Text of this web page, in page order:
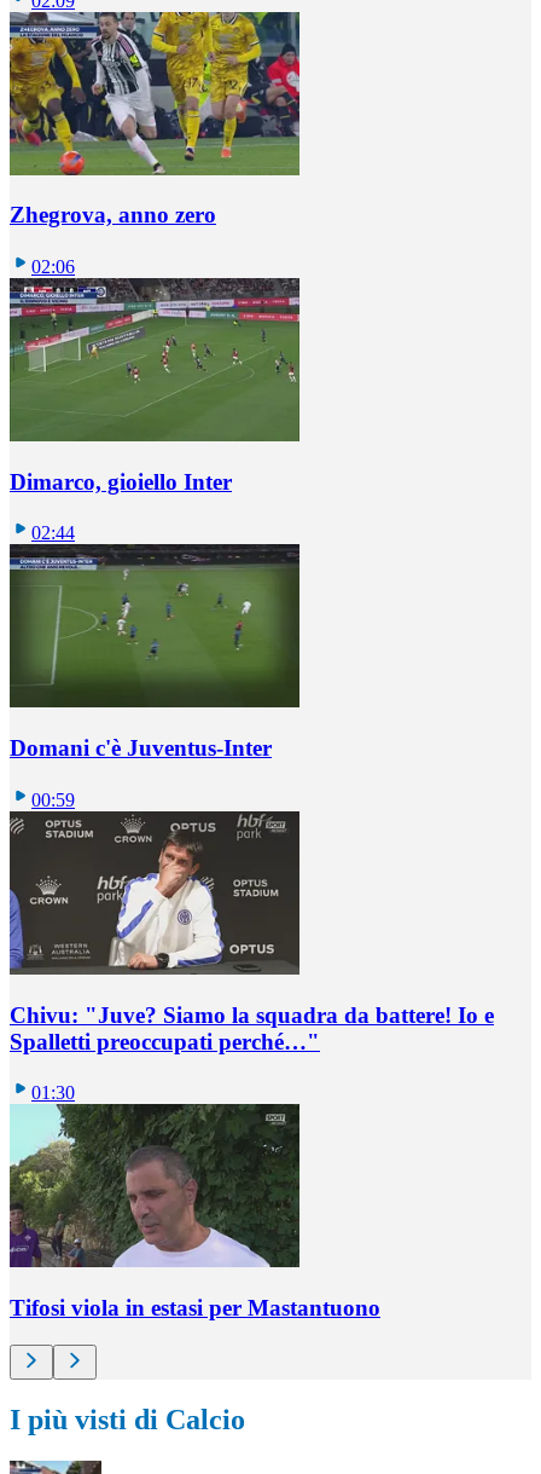
Zhegrova, anno zero
02:06
Dimarco, gioiello Inter
02:44
Domani c'è Juventus-Inter
00:59
Chivu: "Juve? Siamo la squadra da battere! Io e
Spalletti preoccupati perché…"
01:30
Tifosi viola in estasi per Mastantuono
I più visti di Calcio